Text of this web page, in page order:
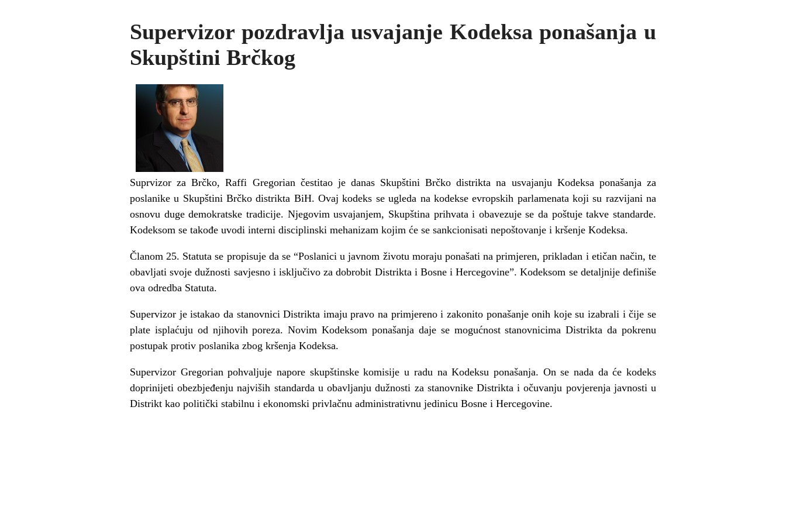
Supervizor pozdravlja usvajanje Kodeksa ponašanja u
Skupštini Brčkog
Suprvizor za Brčko, Raffi Gregorian čestitao je danas Skupštini Brčko distrikta na usvajanju Kodeksa ponašanja za
poslanike u Skupštini Brčko distrikta BiH. Ovaj kodeks se ugleda na kodekse evropskih parlamenata koji su razvijani na
osnovu duge demokratske tradicije. Njegovim usvajanjem, Skupština prihvata i obavezuje se da poštuje takve standarde.
Kodeksom se takođe uvodi interni disciplinski mehanizam kojim će se sankcionisati nepoštovanje i kršenje Kodeksa.
Članom 25. Statuta se propisuje da se “Poslanici u javnom životu moraju ponašati na primjeren, prikladan i etičan način, te
obavljati svoje dužnosti savjesno i isključivo za dobrobit Distrikta i Bosne i Hercegovine”. Kodeksom se detaljnije definiše
ova odredba Statuta.
Supervizor je istakao da stanovnici Distrikta imaju pravo na primjereno i zakonito ponašanje onih koje su izabrali i čije se
plate isplaćuju od njihovih poreza. Novim Kodeksom ponašanja daje se mogućnost stanovnicima Distrikta da pokrenu
postupak protiv poslanika zbog kršenja Kodeksa.
Supervizor Gregorian pohvaljuje napore skupštinske komisije u radu na Kodeksu ponašanja. On se nada da će kodeks
doprinijeti obezbjeđenju najviših standarda u obavljanju dužnosti za stanovnike Distrikta i očuvanju povjerenja javnosti u
Distrikt kao politički stabilnu i ekonomski privlačnu administrativnu jedinicu Bosne i Hercegovine.